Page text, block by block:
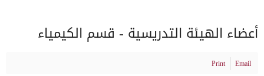
أعضاء الهيئة التدريسية - قسم الكيمياء
Print Email